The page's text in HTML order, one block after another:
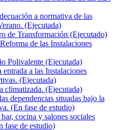
a normativa de las
(Ejecutada)
de Transformación (Ejecutado)
de las Instalaciones
Polivalente (Ejecutada)
entrada a las Instalaciones
(Ejecutada)
climatizada. (Ejecutada)
dependencias situadas bajo la
(En fase de estudio)
cocina y salones sociales
fase de estudio)